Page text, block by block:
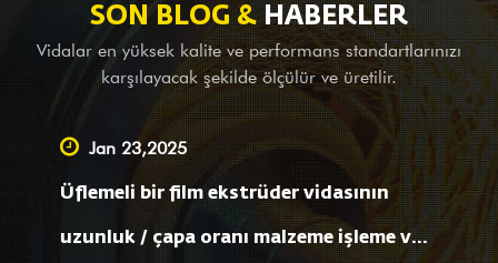
(en son 3# çelik) vidalı silindir de ilk ürünlerimizden biridir;
alaşımlı bimetal (PTA) kaynağı için geçerlidir. Yurtdışındaki
komple makine şirketlerine denge ekipmanı sağlamanın yanı
sıra, yurt içindeki büyük ve küçük şirketler için OEM hizmeti, etüt
ve haritalama desteğinin yanı sıra tasarım hizmetlerini de
üstlenen lider bir Tedarikçiyiz. Ürün ve hizmetlerle mevcut
ortağımız veya potansiyel müşterimiz olursanız olun, ziyaretinizi
ve sorularınızı tüm kalbimizle ve düşünceli hizmetlerimizle sıcak
SON BLOG & HABERLER
Vidalar en yüksek kalite ve performans standartlarınızı
karşılayacak şekilde ölçülür ve üretilir.
Jan 23,2025
Üflemeli bir film ekstrüder vidasının
uzunluk / çapa oranı malzeme işleme ve